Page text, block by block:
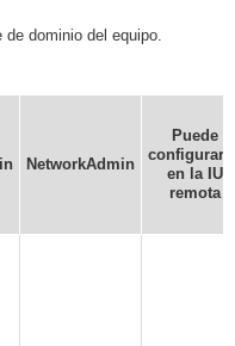
dominio del equipo.
NetworkAdmin
Puede
en la IU
remota